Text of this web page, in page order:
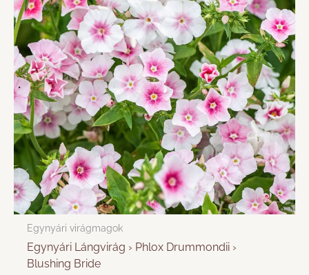
Egynyári virágmagok
Egynyári Lángvirág › Phlox Drummondii ›
Blushing Bride